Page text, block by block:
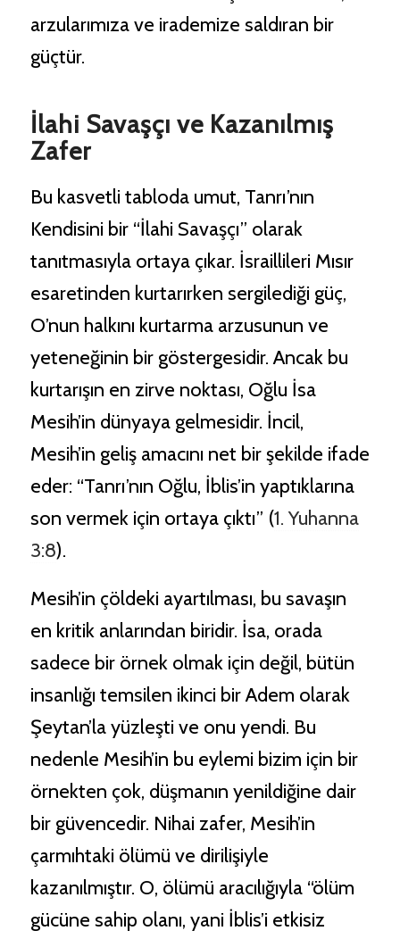
arzularımıza ve irademize saldıran bir
güçtür.
İlahi Savaşçı ve Kazanılmış
Zafer
Bu kasvetli tabloda umut, Tanrı’nın
Kendisini bir “İlahi Savaşçı” olarak
tanıtmasıyla ortaya çıkar. İsraillileri Mısır
esaretinden kurtarırken sergilediği güç,
O’nun halkını kurtarma arzusunun ve
yeteneğinin bir göstergesidir. Ancak bu
kurtarışın en zirve noktası, Oğlu İsa
Mesih’in dünyaya gelmesidir. İncil,
Mesih’in geliş amacını net bir şekilde ifade
eder: “Tanrı’nın Oğlu, İblis’in yaptıklarına
son vermek için ortaya çıktı” (1. Yuhanna
3:8).
Mesih’in çöldeki ayartılması, bu savaşın
en kritik anlarından biridir. İsa, orada
sadece bir örnek olmak için değil, bütün
insanlığı temsilen ikinci bir Adem olarak
Şeytan’la yüzleşti ve onu yendi. Bu
nedenle Mesih’in bu eylemi bizim için bir
örnekten çok, düşmanın yenildiğine dair
bir güvencedir. Nihai zafer, Mesih’in
çarmıhtaki ölümü ve dirilişiyle
kazanılmıştır. O, ölümü aracılığıyla “ölüm
gücüne sahip olanı, yani İblis’i etkisiz